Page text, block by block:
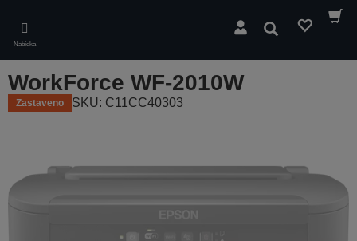
main
content
Nabídka
Hledat
WorkForce WF-2010W
Zastaveno SKU: C11CC40303